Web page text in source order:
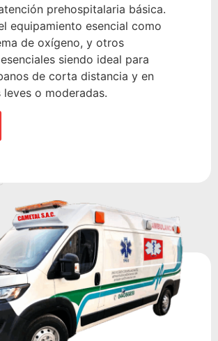
prehospitalaria básica.
equipamiento esencial como
de oxígeno, y otros
siendo ideal para
de corta distancia y en
leves o moderadas.